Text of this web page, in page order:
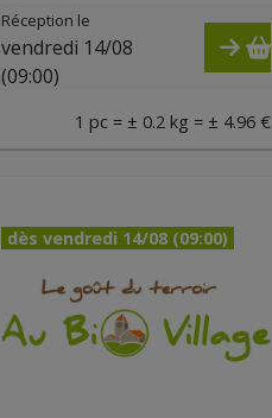
Réception le
vendredi 14/08
(09:00)
1 pc = ± 0.2 kg = ± 4.96 €
dès vendredi 14/08 (09:00)